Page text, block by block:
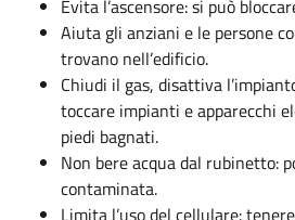
Evita l’ascensore: si può
Aiuta gli anziani e le persone
trovano nell’edificio.
Chiudi il gas, disattiva
toccare impianti e apparecchi
piedi bagnati.
Non bere acqua dal rubinetto:
contaminata.
Limita l’uso del cellulare: